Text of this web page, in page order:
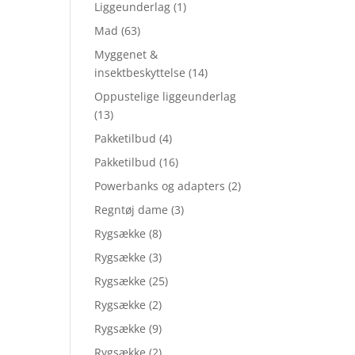
Liggeunderlag (1)
Mad (63)
Myggenet &
insektbeskyttelse (14)
Oppustelige liggeunderlag
(13)
Pakketilbud (4)
Pakketilbud (16)
Powerbanks og adapters (2)
Regntøj dame (3)
Rygsække (8)
Rygsække (3)
Rygsække (25)
Rygsække (2)
Rygsække (9)